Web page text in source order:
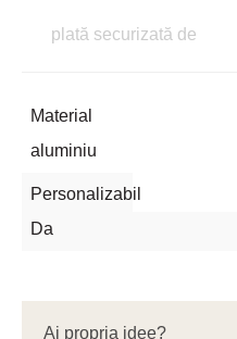
plată securizată de
Material
aluminiu
Personalizabil
Da
Ai propria idee?